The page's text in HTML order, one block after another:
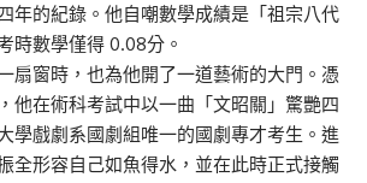
年的紀錄。他自嘲數學成績是「祖宗八代
時數學僅得 0.08分。
扇窗時，也為他開了一道藝術的大門。憑
他在術科考試中以一曲「文昭關」驚艷四
學戲劇系國劇組唯一的國劇專才考生。進
全形容自己如魚得水，並在此時正式接觸